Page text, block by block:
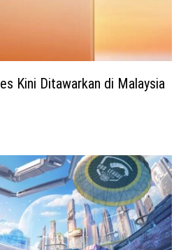
Kini Ditawarkan di Malaysia